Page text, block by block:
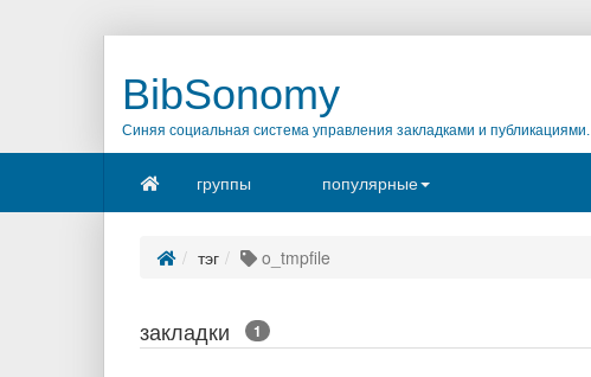
BibSonomy
Синяя социальная система управления закладками и публикациями.
группы популярные
тэг o_tmpfile
закладки 1